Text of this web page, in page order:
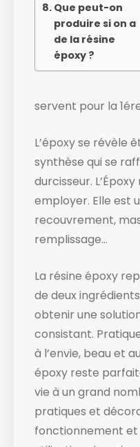
Que peut-on
produire si on a
de la résine
époxy ?
servent pour la
L’époxy se révèle
synthèse qui se
durcisseur.
employer. Elle est
recouvrement,
remplissage…
La résine époxy
de deux
obtenir une
consistant.
à l’envie, beau et
époxy reste
vie à un grand
pratiques et
fonctionnement